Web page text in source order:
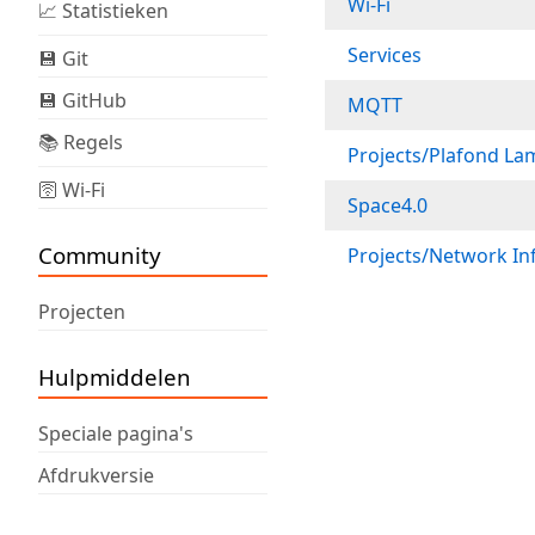
📈 Statistieken
💾 Git
💾 GitHub
📚 Regels
🛜 Wi-Fi
Community
Projecten
Hulpmiddelen
Speciale pagina's
Afdrukversie
Services
MQTT
Projects/Plafond
Space4.0
Projects/Network